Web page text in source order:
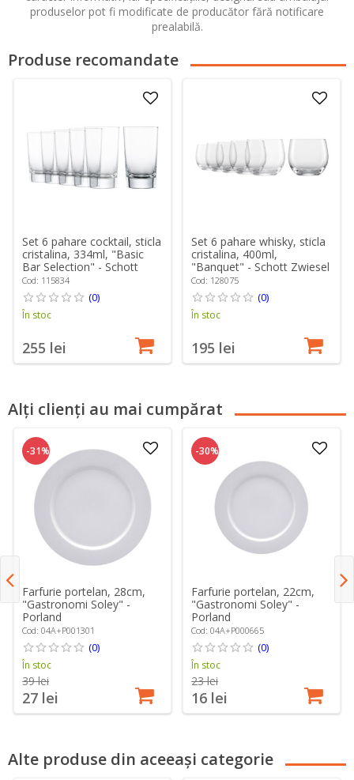
produselor pot fi modificate de producător fără notificare
prealabilă.
Produse recomandate
Set 6 pahare cocktail, sticla
cristalina, 334ml, "Basic
Bar Selection" - Schott
Zwiesel
Cod: 115834
(0)
În stoc
255 lei
Set 6 pahare whisky, sticla
cristalina, 400ml,
"Banquet" - Schott Zwiesel
Cod: 128075
(0)
În stoc
195 lei
Alți clienți au mai cumpărat
-31%
Farfurie portelan, 28cm,
"Gastronomi Soley" -
Porland
Cod: 04A+P001301
(0)
În stoc
39 lei
27 lei
-30%
Farfurie portelan, 22cm,
"Gastronomi Soley" -
Porland
Cod: 04A+P000665
(0)
În stoc
23 lei
16 lei
Alte produse din aceeași categorie